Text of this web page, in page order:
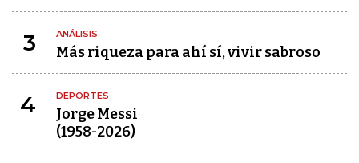
3 ANÁLISIS
Más riqueza para ahí sí, vivir sabroso
4 DEPORTES
Jorge Messi
(1958-2026)